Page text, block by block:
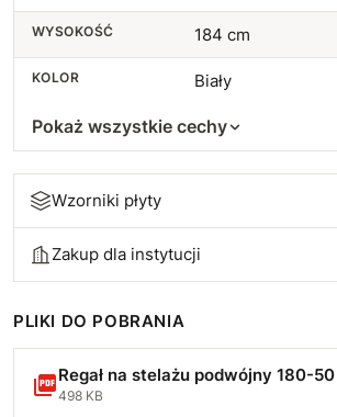
WYSOKOŚĆ 184 cm
KOLOR Biały
Pokaż wszystkie cechy
Wzorniki płyty
Zakup dla instytucji
PLIKI DO POBRANIA
498 KB